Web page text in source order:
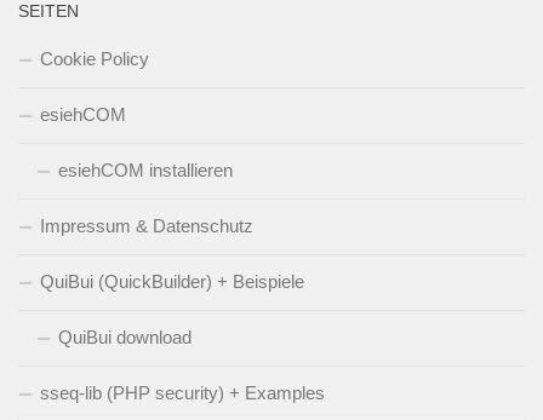
SEITEN
Cookie Policy
esiehCOM
esiehCOM installieren
Impressum & Datenschutz
QuiBui (QuickBuilder) + Beispiele
QuiBui download
sseq-lib (PHP security) + Examples